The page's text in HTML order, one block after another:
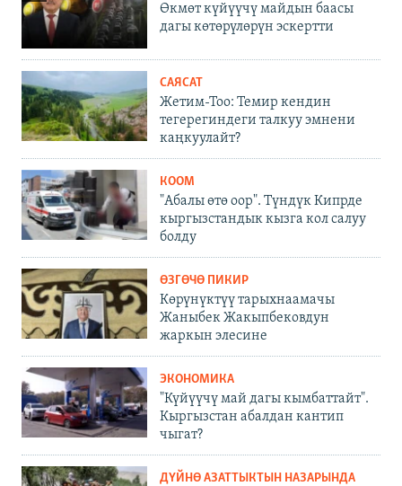
Өкмөт күйүүчү майдын баасы
дагы көтөрүлөрүн эскертти
САЯСАТ
Жетим-Тоо: Темир кендин
тегерегиндеги талкуу эмнени
каңкуулайт?
КООМ
"Абалы өтө оор". Түндүк Кипрде
кыргызстандык кызга кол салуу
болду
ӨЗГӨЧӨ ПИКИР
Көрүнүктүү тарыхнаамачы
Жаныбек Жакыпбековдун
жаркын элесине
ЭКОНОМИКА
"Күйүүчү май дагы кымбаттайт".
Кыргызстан абалдан кантип
чыгат?
ДҮЙНӨ АЗАТТЫКТЫН НАЗАРЫНДА